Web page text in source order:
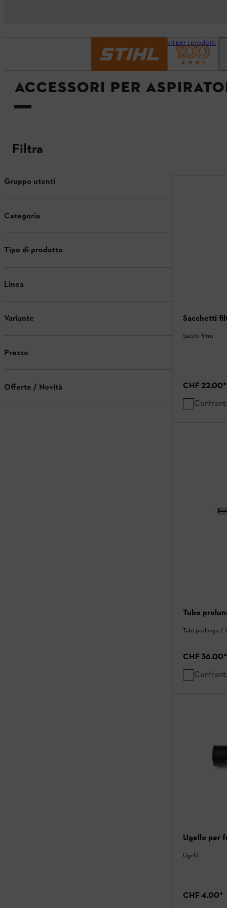
Accessori per i prodotti
ACCESSORI PER
Filtra
Gruppo utenti
Categoria
Tipo di prodotto
Linea
Variante
Prezzo
Offerte / Novità
Sacchetti
Sacchi filtro
CHF 22.00*
Tubo
Tubi prolunga /
CHF 36.00*
Ugello per
Ugelli
CHF 4.00*